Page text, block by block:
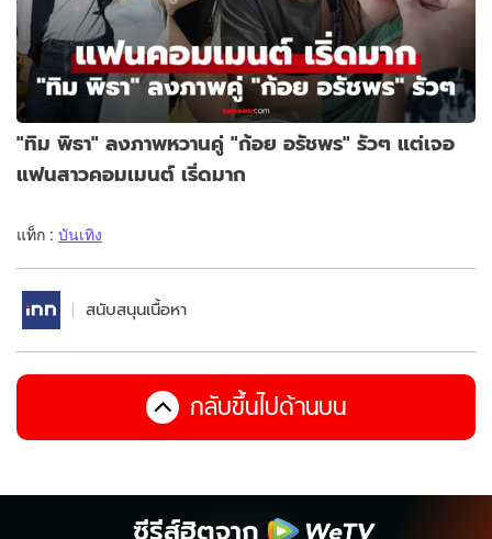
"ทิม พิธา" ลงภาพหวานคู่ "ก้อย อรัชพร" รัวๆ แต่เจอ
แฟนสาวคอมเมนต์ เริ่ดมาก
แท็ก : บันเทิง
สนับสนุนเนื้อหา
กลับขึ้นไปด้านบน
ซีรีส์ฮิตจาก